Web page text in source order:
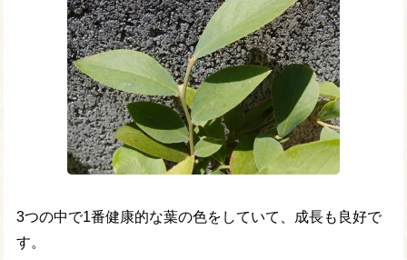
3つの中で1番健康的な葉の色をしていて、成長も良好で
す。